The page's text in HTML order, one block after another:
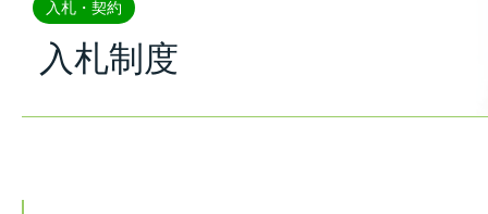
入札・契約
入札制度